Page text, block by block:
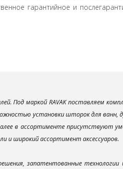
гарантийное и
Под маркой RAVAK поставляем
установки шторок для ванн,
в ассортименте присутствуют
и широкий ассортимент аксессуаров.
запатентованные технологии